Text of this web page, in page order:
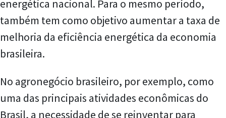
energética nacional. Para o mesmo período,
também tem como objetivo aumentar a taxa de
melhoria da eficiência energética da economia
brasileira.
No agronegócio brasileiro, por exemplo, como
uma das principais atividades econômicas do
Brasil, a necessidade de se reinventar para